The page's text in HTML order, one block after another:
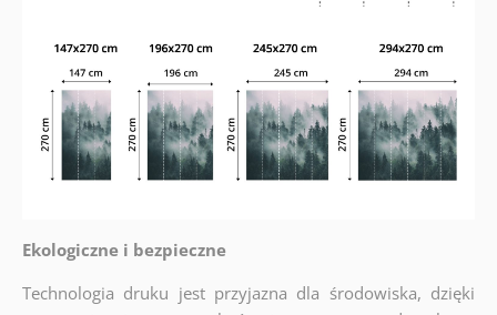
Ekologiczne i bezpieczne
Technologia druku jest przyjazna dla środowiska, dzięki